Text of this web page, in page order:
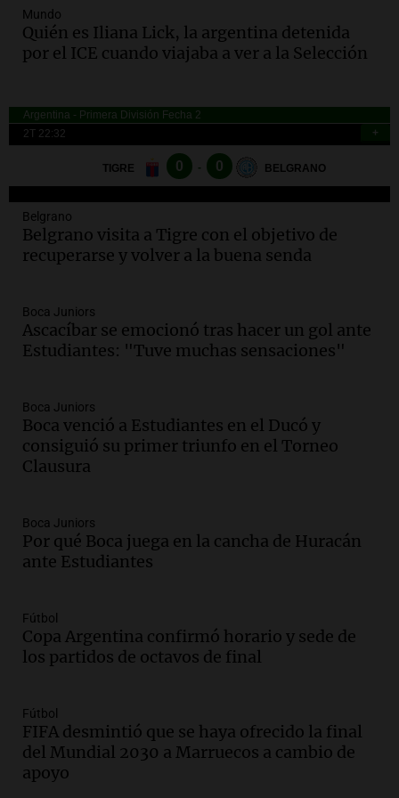
Audio.
un pozo de 17 metros en Nueva Córdoba
Panorama Federal
Audio.Lanzamiento del Tigo 7 CSH: el
nuevo híbrido enchufable de Chery llega
al mercado argentino
Panorama Federal
Audio.
Mundial de Natación de Invierno con
récords y atletas de 20 países
Audio.Conductor imputado por
accidente fatal en San Luis dejó tres
Episodios
Audio.Historiador de la UBA celebró la
marcha atrás en la Ley de Tierras:
“Frenamos un saqueo de recursos”
Audio.Ahyre estuvo en el Estudio
Federal Sancor Seguros y adelantó su
Episodios
Audio.Cierre del Paso Internacional
Cristo Redentor por acumulación de
Panorama Federal
Episodios
Audio.Estudiantes de Italia realizan
prácticas docentes en Córdoba para
Mundo
Quién es Iliana Lick, la argentina detenida
por el ICE cuando viajaba a ver a la Selección
Deportes
Belgrano
Belgrano visita a Tigre con el objetivo de
recuperarse y volver a la buena senda
Boca Juniors
Ascacíbar se emocionó tras hacer un gol ante
Estudiantes: "Tuve muchas sensaciones"
Boca Juniors
Boca venció a Estudiantes en el Ducó y
consiguió su primer triunfo en el Torneo
Clausura
Boca Juniors
Por qué Boca juega en la cancha de Huracán
ante Estudiantes
Fútbol
Copa Argentina confirmó horario y sede de
los partidos de octavos de final
Fútbol
FIFA desmintió que se haya ofrecido la final
del Mundial 2030 a Marruecos a cambio de
apoyo